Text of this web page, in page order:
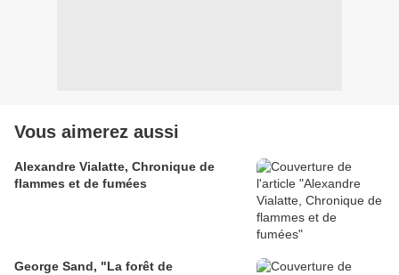
Vous aimerez aussi
Alexandre Vialatte, Chronique de
flammes et de fumées
George Sand, "La forêt de